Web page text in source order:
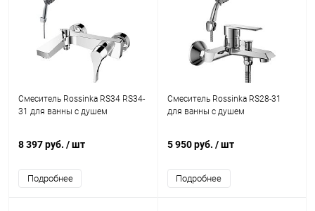
Смеситель Rossinka RS34 RS34-
31 для ванны с душем
8 397 руб. / шт
Подробнее
Смеситель Rossinka RS28-31
для ванны с душем
5 950 руб. / шт
Подробнее